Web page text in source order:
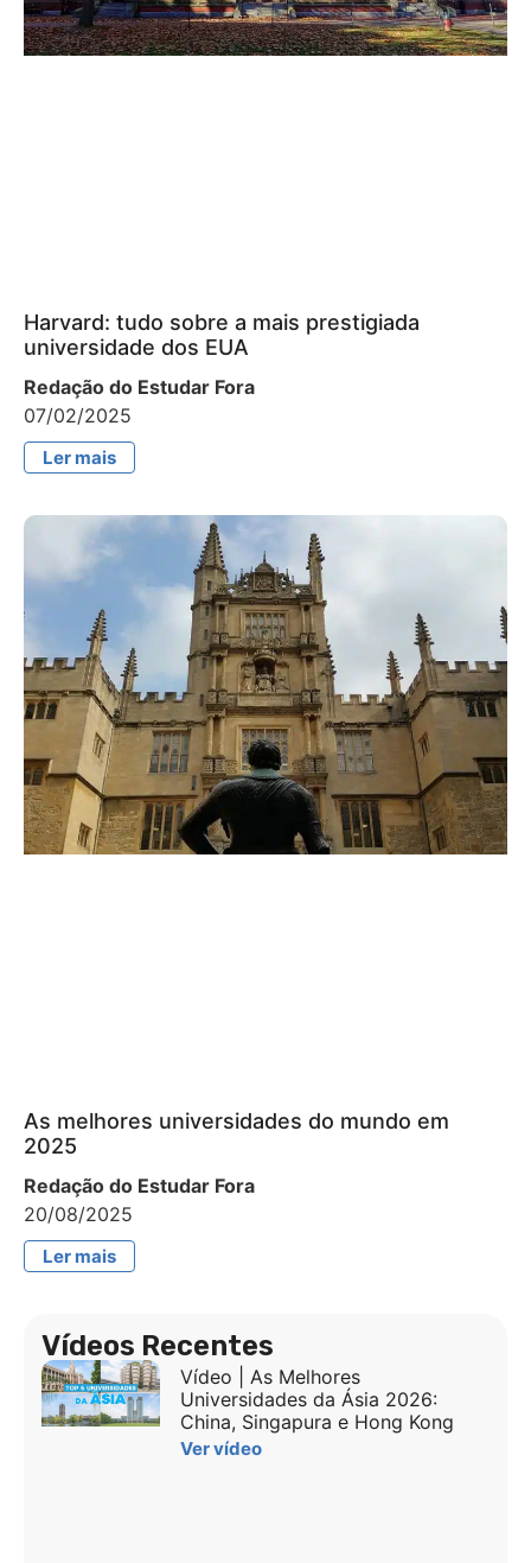
Harvard: tudo sobre a mais prestigiada
universidade dos EUA
Redação do Estudar Fora
07/02/2025
Ler mais
As melhores universidades do mundo em
2025
Redação do Estudar Fora
20/08/2025
Ler mais
Vídeos Recentes
Vídeo | As Melhores
Universidades da Ásia 2026:
China, Singapura e Hong Kong
Ver vídeo